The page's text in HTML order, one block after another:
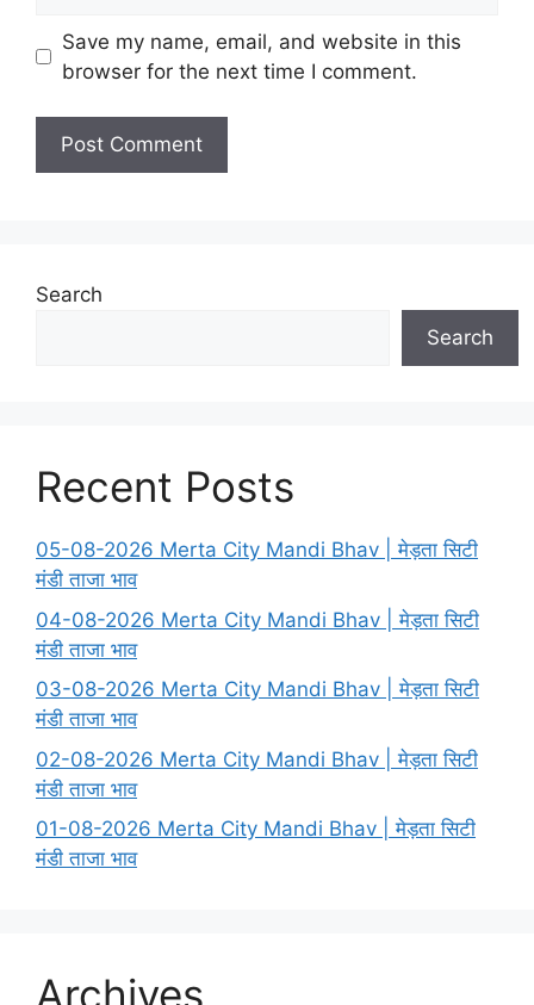
Save my name, email, and website in this
browser for the next time I comment.
Search
Search
Recent Posts
05-08-2026 Merta City Mandi Bhav | मेड़ता सिटी
मंडी ताजा भाव
04-08-2026 Merta City Mandi Bhav | मेड़ता सिटी
मंडी ताजा भाव
03-08-2026 Merta City Mandi Bhav | मेड़ता सिटी
मंडी ताजा भाव
02-08-2026 Merta City Mandi Bhav | मेड़ता सिटी
मंडी ताजा भाव
01-08-2026 Merta City Mandi Bhav | मेड़ता सिटी
मंडी ताजा भाव
Archives